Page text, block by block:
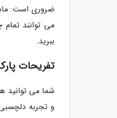
ضروری است:
می توانند
ببرید.
تفریحات
شما می توانید
و تجربه دلچسبی